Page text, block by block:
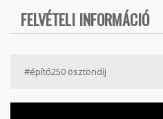
FELVÉTELI INFORMÁCIÓ
#építő250 ösztöndíj